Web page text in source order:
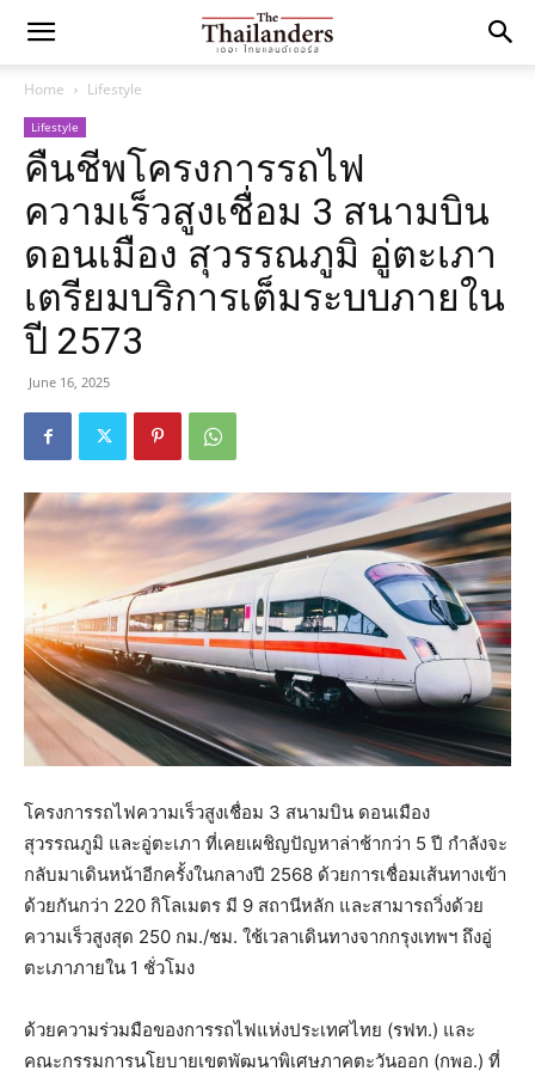
Home Lifestyle
Lifestyle
คืนชีพโครงการรถไฟ
ความเร็วสูงเชื่อม 3 สนามบิน
ดอนเมือง สุวรรณภูมิ อู่ตะเภา
เตรียมบริการเต็มระบบภายใน
ปี 2573
June 16, 2025
โครงการรถไฟความเร็วสูงเชื่อม 3 สนามบิน ดอนเมือง
สุวรรณภูมิ และอู่ตะเภา ที่เคยเผชิญปัญหาล่าช้ากว่า 5 ปี กำลังจะ
กลับมาเดินหน้าอีกครั้งในกลางปี 2568 ด้วยการเชื่อมเส้นทางเข้า
ด้วยกันกว่า 220 กิโลเมตร มี 9 สถานีหลัก และสามารถวิ่งด้วย
ความเร็วสูงสุด 250 กม./ชม. ใช้เวลาเดินทางจากกรุงเทพฯ ถึงอู่
ตะเภาภายใน 1 ชั่วโมง
ด้วยความร่วมมือของการรถไฟแห่งประเทศไทย (รฟท.) และ
คณะกรรมการนโยบายเขตพัฒนาพิเศษภาคตะวันออก (กพอ.) ที่